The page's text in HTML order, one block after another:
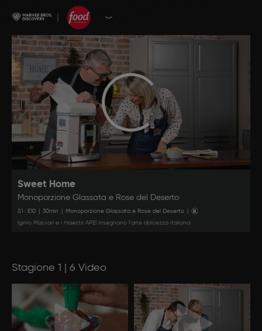
Sweet Home
Monoporzione Glassata e Rose del Deserto
S1 : E10 30min Monoporzione Glassata e Rose del Deserto
Iginio Massari e i maestri APEI insegnano l'arte dolcezza italiana.
Stagione 1 | 6 Video